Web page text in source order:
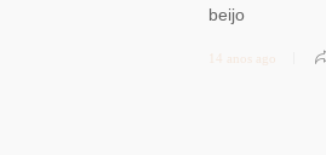
beijo
14 anos ago